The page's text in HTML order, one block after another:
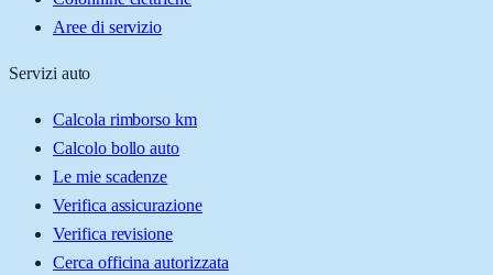
Aree di servizio
Servizi auto
Calcola rimborso km
Calcolo bollo auto
Le mie scadenze
Verifica assicurazione
Verifica revisione
Cerca officina autorizzata